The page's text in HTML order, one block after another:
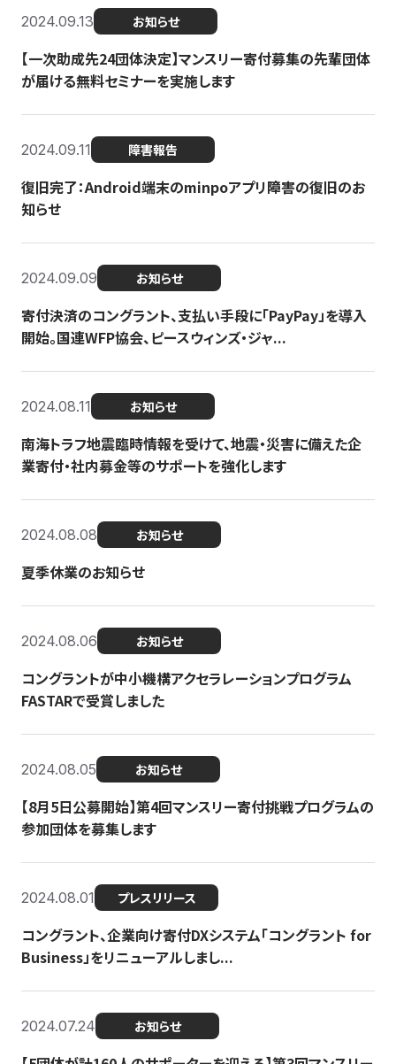
2024.09.13 お知らせ
【一次助成先24団体決定】マンスリー寄付募集の先輩団体
が届ける無料セミナーを実施します
2024.09.11 障害報告
復旧完了：Android端末のminpoアプリ障害の復旧のお
知らせ
2024.09.09 お知らせ
寄付決済のコングラント、支払い手段に「PayPay」を導入
開始。国連WFP協会、ピースウィンズ・ジャ...
2024.08.11 お知らせ
南海トラフ地震臨時情報を受けて、地震・災害に備えた企
業寄付・社内募金等のサポートを強化します
2024.08.08 お知らせ
夏季休業のお知らせ
2024.08.06 お知らせ
コングラントが中小機構アクセラレーションプログラム
FASTARで受賞しました
2024.08.05 お知らせ
【8月5日公募開始】第4回マンスリー寄付挑戦プログラムの
参加団体を募集します
2024.08.01 プレスリリース
コングラント、企業向け寄付DXシステム「コングラント for
Business」をリニューアルしまし...
2024.07.24 お知らせ